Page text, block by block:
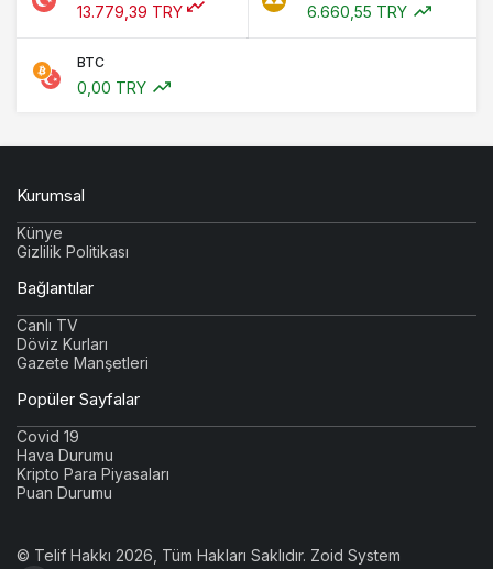
13.779,39 TRY 6.660,55 TRY
BTC
0,00 TRY
Kurumsal
Künye
Gizlilik Politikası
Bağlantılar
Canlı TV
Döviz Kurları
Gazete Manşetleri
Popüler Sayfalar
Covid 19
Hava Durumu
Kripto Para Piyasaları
Puan Durumu
© Telif Hakkı 2026, Tüm Hakları Saklıdır. Zoid System